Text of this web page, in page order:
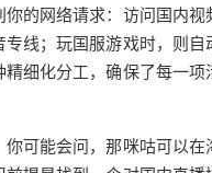
你的网络请求：访问国内视
专线；玩国服游戏时，则自
精细化分工，确保了每一项
你可能会问，那咪咕可以在